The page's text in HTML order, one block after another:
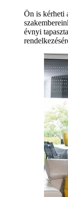
Ön is kérheti
évnyi